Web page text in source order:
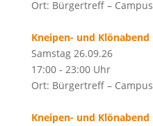
Ort: Bürgertreff – Campus
Kneipen- und Klönabend
Samstag 26.09.26
17:00 - 23:00 Uhr
Ort: Bürgertreff – Campus
Kneipen- und Klönabend